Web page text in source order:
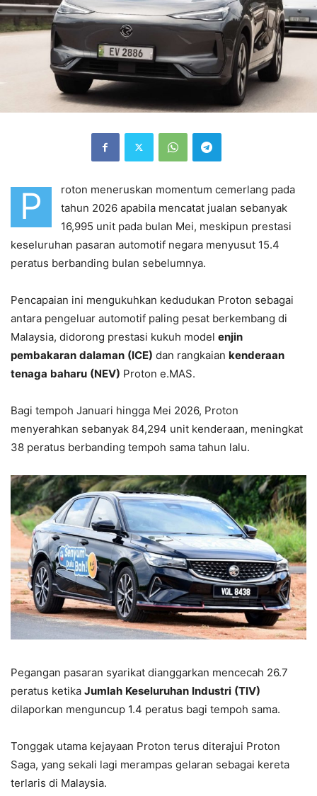
P
roton meneruskan momentum cemerlang pada
tahun 2026 apabila mencatat jualan sebanyak
16,995 unit pada bulan Mei, meskipun prestasi
keseluruhan pasaran automotif negara menyusut 15.4
peratus berbanding bulan sebelumnya.
Pencapaian ini mengukuhkan kedudukan Proton sebagai
antara pengeluar automotif paling pesat berkembang di
Malaysia, didorong prestasi kukuh model enjin
pembakaran dalaman (ICE) dan rangkaian kenderaan
tenaga baharu (NEV) Proton e.MAS.
Bagi tempoh Januari hingga Mei 2026, Proton
menyerahkan sebanyak 84,294 unit kenderaan, meningkat
38 peratus berbanding tempoh sama tahun lalu.
Pegangan pasaran syarikat dianggarkan mencecah 26.7
peratus ketika Jumlah Keseluruhan Industri (TIV)
dilaporkan menguncup 1.4 peratus bagi tempoh sama.
Tonggak utama kejayaan Proton terus diterajui Proton
Saga, yang sekali lagi merampas gelaran sebagai kereta
terlaris di Malaysia.